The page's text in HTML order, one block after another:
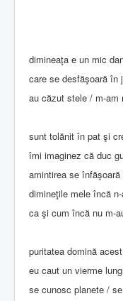
dimineaţa e un mic
care se desfăşoară în
au căzut stele / m-am
sunt tolănit în pat şi
îmi imaginez că duc
amintirea se
dimineţile mele încă
ca şi cum încă nu m-
puritatea domină
eu caut un vierme
se cunosc planete /